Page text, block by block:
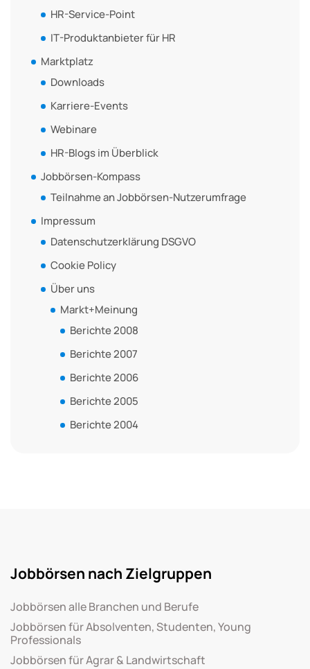
HR-Service-Point
IT-Produktanbieter für HR
Marktplatz
Downloads
Karriere-Events
Webinare
HR-Blogs im Überblick
Jobbörsen-Kompass
Teilnahme an Jobbörsen-Nutzerumfrage
Impressum
Datenschutzerklärung DSGVO
Cookie Policy
Über uns
Markt+Meinung
Berichte 2008
Berichte 2007
Berichte 2006
Berichte 2005
Berichte 2004
Jobbörsen nach Zielgruppen
Jobbörsen alle Branchen und Berufe
Jobbörsen für Absolventen, Studenten, Young
Professionals
Jobbörsen für Agrar & Landwirtschaft